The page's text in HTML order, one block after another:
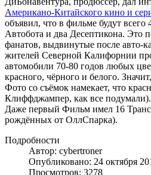
Американо-Китайского кино и
объявил, что в фильме будут всего
Автобота и два Десептикона. Это
фанатов, выдвинутые после авто-
жителей Северной Калифорнии
автомобили 70-80 годов любых
красного, чёрного и белого.
Фото со съёмок намекает, что
Клиффджампер, как все
Даже первый Фильм имел 16
рождённых от ОллСпарка).
Подробности
Автор: cybertroner
Опубликовано: 24 октября
Просмотров: 3278